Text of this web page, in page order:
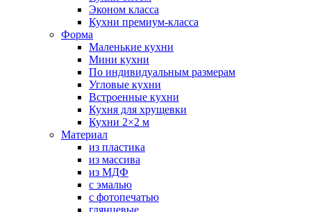
Эконом класса
Кухни премиум-класса
Форма
Маленькие кухни
Мини кухни
По индивидуальным размерам
Угловые кухни
Встроенные кухни
Кухня для хрущевки
Кухни 2×2 м
Материал
из пластика
из массива
из МДФ
с эмалью
с фотопечатью
глянцевые